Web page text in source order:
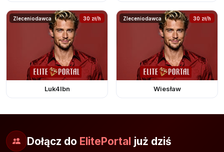
Zleceniodawca 30 zł/h
Luk4lbn
Zleceniodawca 30 zł/h
Wiesław
Dołącz do ElitePortal już dziś